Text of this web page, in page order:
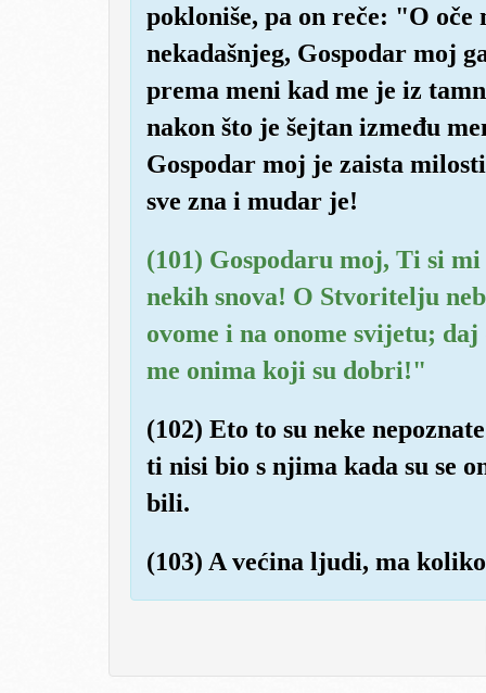
pokloniše, pa on reče: "O oče
nekadašnjeg, Gospodar moj
prema meni kad me je iz
nakon što je šejtan između
Gospodar moj je zaista
sve zna i mudar je!
(101) Gospodaru moj, Ti si
nekih snova! O Stvoritelju
ovome i na onome svijetu;
me onima koji su dobri!"
(102) Eto to su neke
ti nisi bio s njima kada su se
bili.
(103) A većina ljudi, ma